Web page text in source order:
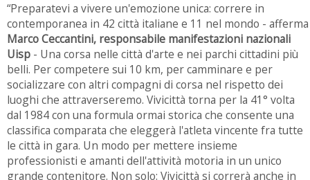
“Preparatevi a vivere un'emozione unica: correre in
contemporanea in 42 città italiane e 11 nel mondo - afferma
Marco Ceccantini, responsabile manifestazioni nazionali
Uisp - Una corsa nelle città d'arte e nei parchi cittadini più
belli. Per competere sui 10 km, per camminare e per
socializzare con altri compagni di corsa nel rispetto dei
luoghi che attraverseremo. Vivicittà torna per la 41° volta
dal 1984 con una formula ormai storica che consente una
classifica comparata che eleggerà l'atleta vincente fra tutte
le città in gara. Un modo per mettere insieme
professionisti e amanti dell'attività motoria in un unico
grande contenitore. Non solo: Vivicittà si correrà anche in